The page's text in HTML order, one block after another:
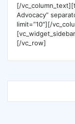
[/
Advocacy”
limit=”10″][/
[/vc_row]